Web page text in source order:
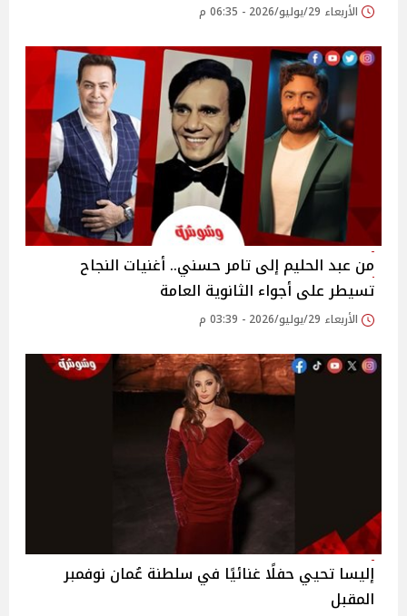
الأربعاء 29/يوليو/2026 - 06:35 م
من عبد الحليم إلى تامر حسني.. أغنيات النجاح
تسيطر على أجواء الثانوية العامة
الأربعاء 29/يوليو/2026 - 03:39 م
إليسا تحيي حفلًا غنائيًا في سلطنة عُمان نوفمبر
المقبل